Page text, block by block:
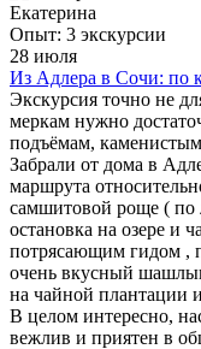
Екатерина
Опыт: 3 экскурсии
28 июля
Из Адлера в Сочи: по
Экскурсия точно не
меркам нужно
подъёмам,
Забрали от дома в
маршрута
самшитовой роще ( по
остановка на озере и
потрясающим гидом ,
очень вкусный
на чайной плантации
В целом интересно,
вежлив и приятен в